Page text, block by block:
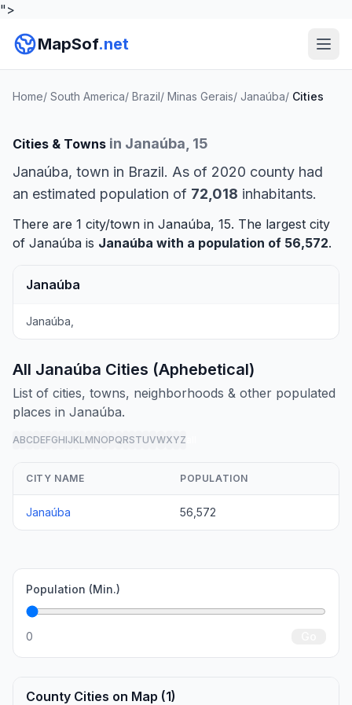
">
MapSof.net
Home/ South America/ Brazil/ Minas Gerais/ Janaúba/ Cities
Cities & Towns in Janaúba, 15
Janaúba, town in Brazil. As of 2020 county had
an estimated population of 72,018 inhabitants.
There are 1 city/town in Janaúba, 15. The largest city
of Janaúba is Janaúba with a population of 56,572.
Janaúba
Janaúba,
All Janaúba Cities (Aphebetical)
List of cities, towns, neighborhoods & other populated
places in Janaúba.
ABCDEFGHIJKLMNOPQRSTUVWXYZ
CITY NAME POPULATION
Janaúba 56,572
Population (Min.)
0
County Cities on Map (1)